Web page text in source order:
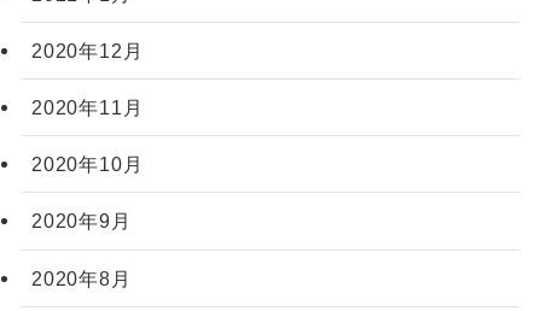
2020年12月
2020年11月
2020年10月
2020年9月
2020年8月